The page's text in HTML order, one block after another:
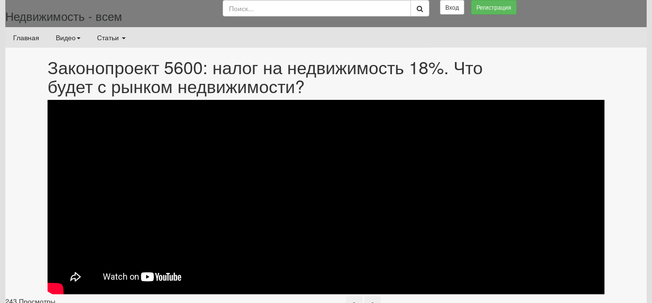
Недвижимость - всем
Вход Регистрация
Главная Видео Статьи
Законопроект 5600: налог на недвижимость 18%. Что
будет с рынком недвижимости?
243 Просмотры